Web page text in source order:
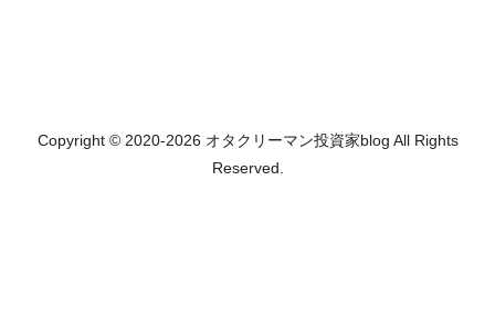
Copyright © 2020-2026 オタクリーマン投資家blog All Rights
Reserved.